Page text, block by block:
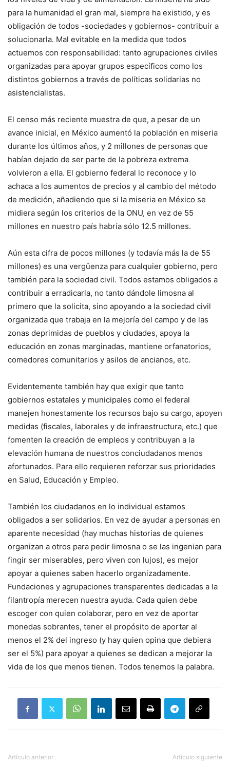
para la humanidad el gran mal, siempre ha existido, y es
obligación de todos -sociedades y gobiernos- contribuir a
solucionarla. Mal evitable en la medida que todos
actuemos con responsabilidad: tanto agrupaciones civiles
organizadas para apoyar grupos específicos como los
distintos gobiernos a través de políticas solidarias no
asistencialistas.
El censo más reciente muestra de que, a pesar de un
avance inicial, en México aumentó la población en miseria
durante los últimos años, y 2 millones de personas que
habían dejado de ser parte de la pobreza extrema
volvieron a ella. El gobierno federal lo reconoce y lo
achaca a los aumentos de precios y al cambio del método
de medición, añadiendo que si la miseria en México se
midiera según los criterios de la ONU, en vez de 55
millones en nuestro país habría sólo 12.5 millones.
Aún esta cifra de pocos millones (y todavía más la de 55
millones) es una vergüenza para cualquier gobierno, pero
también para la sociedad civil. Todos estamos obligados a
contribuir a erradicarla, no tanto dándole limosna al
primero que la solicita, sino apoyando a la sociedad civil
organizada que trabaja en la mejoría del campo y de las
zonas deprimidas de pueblos y ciudades, apoya la
educación en zonas marginadas, mantiene orfanatorios,
comedores comunitarios y asilos de ancianos, etc.
Evidentemente también hay que exigir que tanto
gobiernos estatales y municipales como el federal
manejen honestamente los recursos bajo su cargo, apoyen
medidas (fiscales, laborales y de infraestructura, etc.) que
fomenten la creación de empleos y contribuyan a la
elevación humana de nuestros conciudadanos menos
afortunados. Para ello requieren reforzar sus prioridades
en Salud, Educación y Empleo.
También los ciudadanos en lo individual estamos
obligados a ser solidarios. En vez de ayudar a personas en
aparente necesidad (hay muchas historias de quienes
organizan a otros para pedir limosna o se las ingenian para
fingir ser miserables, pero viven con lujos), es mejor
apoyar a quienes saben hacerlo organizadamente.
Fundaciones y agrupaciones transparentes dedicadas a la
filantropía merecen nuestra ayuda. Cada quien debe
escoger con quien colaborar, pero en vez de aportar
monedas sobrantes, tener el propósito de aportar al
menos el 2% del ingreso (y hay quien opina que debiera
ser el 5%) para apoyar a quienes se dedican a mejorar la
vida de los que menos tienen. Todos tenemos la palabra.
Artículo anterior Artículo siguiente